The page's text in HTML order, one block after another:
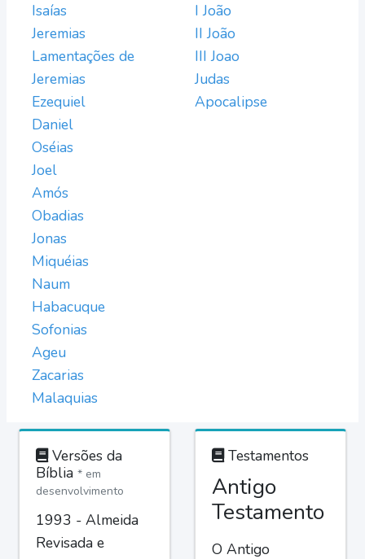
Isaías
Jeremias
Lamentações de
Jeremias
Ezequiel
Daniel
Oséias
Joel
Amós
Obadias
Jonas
Miquéias
Naum
Habacuque
Sofonias
Ageu
Zacarias
Malaquias
I João
II João
III Joao
Judas
Apocalipse
Versões da
Bíblia * em
desenvolvimento
1993 - Almeida
Revisada e
Testamentos
Antigo
Testamento
O Antigo